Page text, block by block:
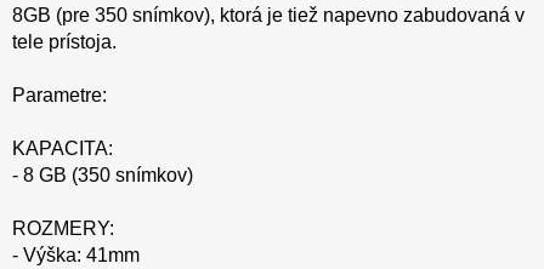
8GB (pre 350 snímkov), ktorá je tiež napevno zabudovaná v
tele prístoja.
Parametre:
KAPACITA:
- 8 GB (350 snímkov)
ROZMERY:
- Výška: 41mm